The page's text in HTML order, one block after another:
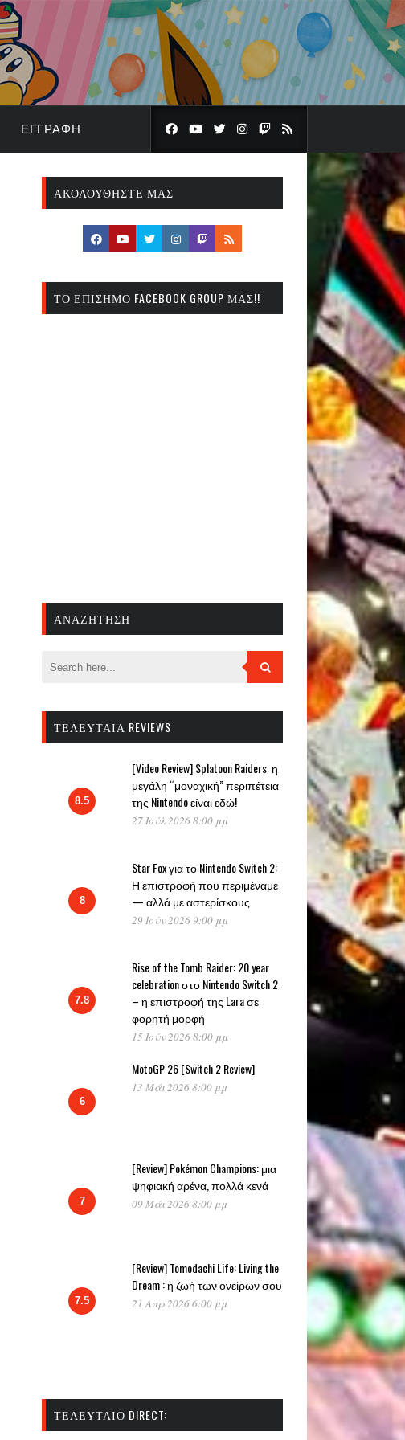
ΕΓΓΡΑΦΉ
ΑΚΟΛΟΥΘΉΣΤΕ ΜΑΣ
ΤΟ ΕΠΊΣΗΜΟ FACEBOOK GROUP ΜΑΣ!!
ΑΝΑΖΉΤΗΣΗ
ΤΕΛΕΥΤΑΊΑ REVIEWS
8.5
[Video Review] Splatoon Raiders: η
μεγάλη “μοναχική” περιπέτεια
της Nintendo είναι εδώ!
27 Ιούλ 2026 8:00 μμ
8
Star Fox για το Nintendo Switch 2:
Η επιστροφή που περιμέναμε
— αλλά με αστερίσκους
29 Ιούν 2026 9:00 μμ
7.8
Rise of the Tomb Raider: 20 year
celebration στο Nintendo Switch 2
– η επιστροφή της Lara σε
φορητή μορφή
15 Ιούν 2026 8:00 μμ
6
MotoGP 26 [Switch 2 Review]
13 Μάι 2026 8:00 μμ
7
[Review] Pokémon Champions: μια
ψηφιακή αρένα, πολλά κενά
09 Μάι 2026 8:00 μμ
7.5
[Review] Tomodachi Life: Living the
Dream : η ζωή των ονείρων σου
21 Απρ 2026 6:00 μμ
ΤΕΛΕΥΤΑΊΟ DIRECT: